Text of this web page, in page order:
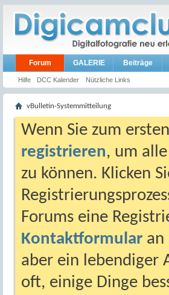
Forum
Hilfe DCC Kalender Nützliche Links
GALERIE Beiträge
vBulletin-Systemmitteilung
Wenn Sie zum
registrieren, um
zu können. Klicken
Forums eine
Kontaktformular an
aber ein lebendiger
oft, einige Dinge